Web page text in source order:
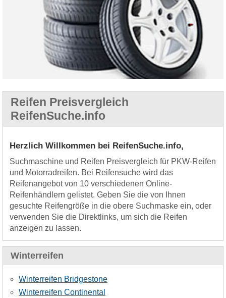
Reifen Preisvergleich
ReifenSuche.info
Herzlich Willkommen bei ReifenSuche.info,
Suchmaschine und Reifen Preisvergleich für PKW-Reifen
und Motorradreifen. Bei Reifensuche wird das
Reifenangebot von 10 verschiedenen Online-
Reifenhändlern gelistet. Geben Sie die von Ihnen
gesuchte Reifengröße in die obere Suchmaske ein, oder
verwenden Sie die Direktlinks, um sich die Reifen
anzeigen zu lassen.
Winterreifen
Winterreifen Bridgestone
Winterreifen Continental